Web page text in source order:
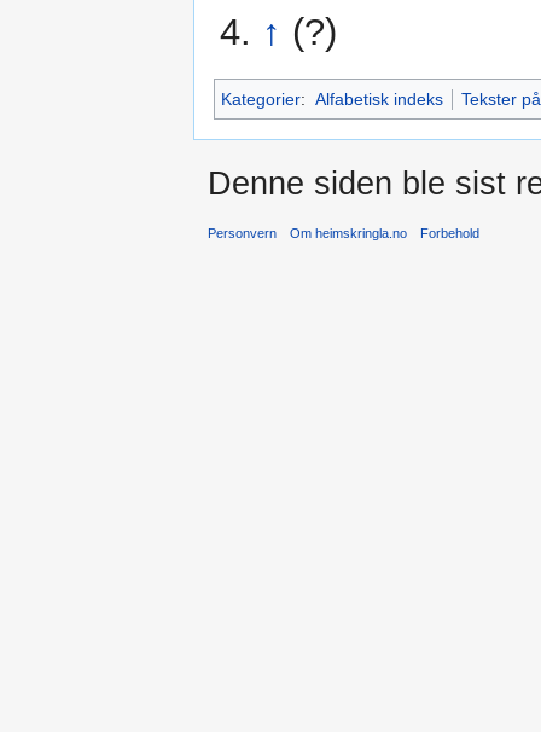
↑ (?)
Kategorier: Alfabetisk indeks Tekster
Denne siden ble sist
Personvern Om heimskringla.no Forbehold